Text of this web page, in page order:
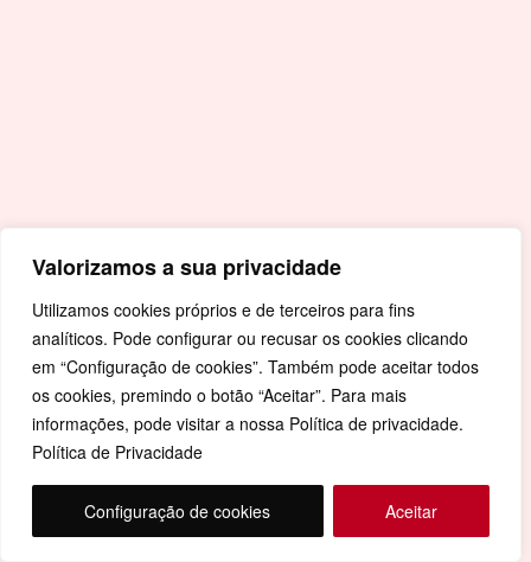
Valorizamos a sua privacidade
Utilizamos cookies próprios e de terceiros para fins
analíticos. Pode configurar ou recusar os cookies clicando
em “Configuração de cookies”. Também pode aceitar todos
os cookies, premindo o botão “Aceitar”. Para mais
informações, pode visitar a nossa Política de privacidade.
Política de Privacidade
Configuração de cookies Aceitar